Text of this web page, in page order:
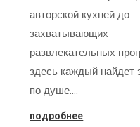
авторской кухней до
захватывающих
развлекательных
здесь каждый найдет
по душе.…
подробнее